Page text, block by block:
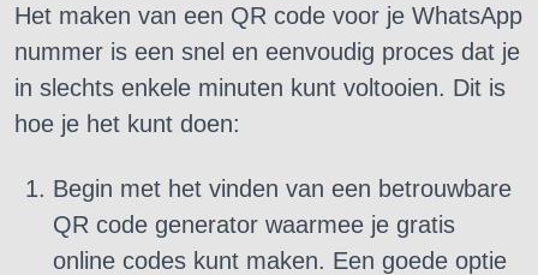
Het maken van een QR code voor je WhatsApp
nummer is een snel en eenvoudig proces dat je
in slechts enkele minuten kunt voltooien. Dit is
hoe je het kunt doen:
Begin met het vinden van een betrouwbare
QR code generator waarmee je gratis
online codes kunt maken. Een goede optie